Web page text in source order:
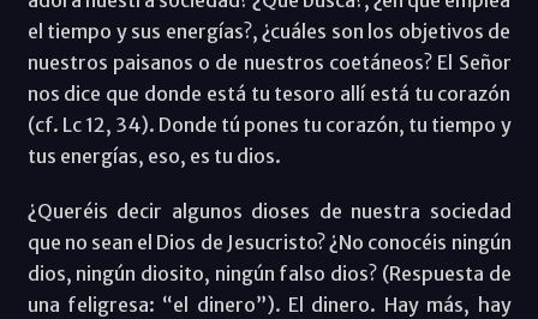
el tiempo y sus energías?, ¿cuáles son los objetivos de
nuestros paisanos o de nuestros coetáneos? El Señor
nos dice que donde está tu tesoro allí está tu corazón
(cf. Lc 12, 34). Donde tú pones tu corazón, tu tiempo y
tus energías, eso, es tu dios.
¿Queréis decir algunos dioses de nuestra sociedad
que no sean el Dios de Jesucristo? ¿No conocéis ningún
dios, ningún diosito, ningún falso dios? (Respuesta de
una feligresa: “el dinero”). El dinero. Hay más, hay